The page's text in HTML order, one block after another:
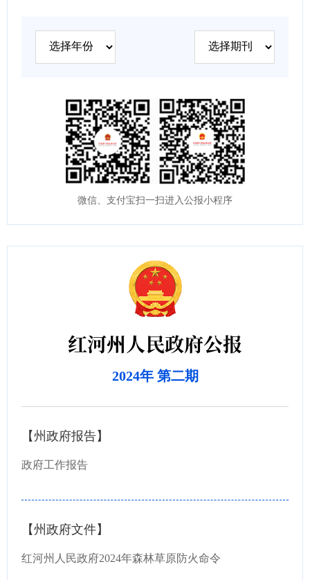
微信、支付宝扫一扫进入公报小程序
红河州人民政府公报
2024年 第二期
【州政府报告】
政府工作报告
【州政府文件】
红河州人民政府2024年森林草原防火命令